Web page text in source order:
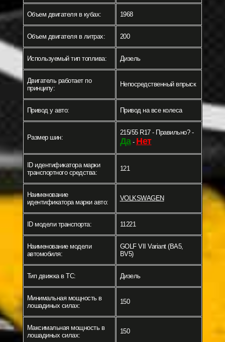
Объем двигателя в кубах: 1968
Объем двигателя в литрах: 200
Используемый тип топлива: Дизель
Двигатель работает по
принципу:
Непосредственный впрыск
Привод у авто: Привод на все колеса
Размер шин:
215/55 R17 - Правильно? -
Да- Нет
ID идентификатора марки
транспортного средства:
121
Наименование
идентификатора марки авто:
VOLKSWAGEN
ID модели транспорта: 11221
Наименование модели
автомобиля:
GOLF VII Variant (BA5,
BV5)
Тип движка в ТС: Дизель
Минимальная мощность в
лошадиных силах:
150
Максимальная мощность в
лошадиных силах:
150